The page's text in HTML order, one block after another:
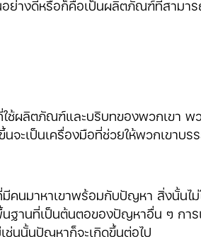
ย่างดีหรือก็คือเป็นผลิตภัณฑ์ที่สามาร
ใช้ผลิตภัณฑ์และบริบทของพวกเขา พ
เป็นเครื่องมือที่ช่วยให้พวกเขาบรร
คนมาหาเขาพร้อมกับปัญหา สิ่งนั้นไม่
ฐานที่เป็นต้นตอของปัญหาอื่น ๆ กา
นนั้นปัญหาก็จะเกิดขึ้นต่อไป